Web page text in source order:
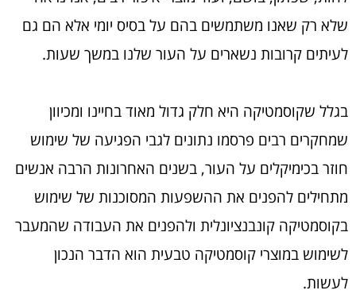
שלא רק שאנו משתמשים בהם על בסיס יומי אלא הם גם
לעיתים קרובות נשארים על העור שלנו במשך שעות.
בגלל שקוסמטיקה היא חלק גדול מאוד בחיינו ומכיוון
שמחקרים רבים פרסמו נתונים לגבי הפגיעה של שימוש
חוזר בכימיקלים על העור, בשנים האחרונות הרבה אנשים
מתחילים להפנים את ההשפעות המסוכנות של שימוש
בקוסמטיקה קונבנציונלית ולהפנים את העבודה שהמעבר
לשימוש במוצרי קוסמטיקה טבעית הוא הדבר הנכון
לעשות.